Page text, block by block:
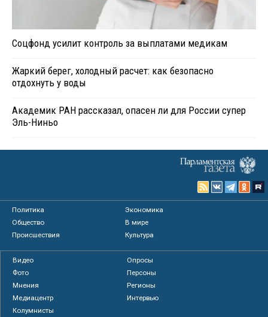
Соцфонд усилит контроль за выплатами медикам
Жаркий берег, холодный расчет: как безопасно
отдохнуть у воды
Академик РАН рассказал, опасен ли для России супер
Эль-Ниньо
Политика
Экономика
Общество
В мире
Происшествия
Культура
Видео
Опросы
Фото
Персоны
Мнения
Регионы
Медиацентр
Интервью
Колумнисты